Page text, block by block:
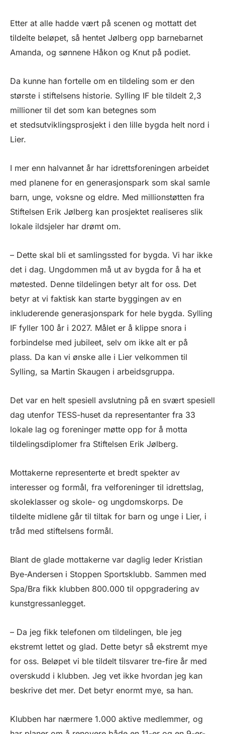
Etter at alle hadde vært på scenen og mottatt det
tildelte beløpet, så hentet Jølberg opp barnebarnet
Amanda, og sønnene Håkon og Knut på podiet.
Da kunne han fortelle om en tildeling som er den
største i stiftelsens historie. Sylling IF ble tildelt 2,3
millioner til det som kan betegnes som
et stedsutviklingsprosjekt i den lille bygda helt nord i
Lier.
I mer enn halvannet år har idrettsforeningen arbeidet
med planene for en generasjonspark som skal samle
barn, unge, voksne og eldre. Med millionstøtten fra
Stiftelsen Erik Jølberg kan prosjektet realiseres slik
lokale ildsjeler har drømt om.
– Dette skal bli et samlingssted for bygda. Vi har ikke
det i dag. Ungdommen må ut av bygda for å ha et
møtested. Denne tildelingen betyr alt for oss. Det
betyr at vi faktisk kan starte byggingen av en
inkluderende generasjonspark for hele bygda. Sylling
IF fyller 100 år i 2027. Målet er å klippe snora i
forbindelse med jubileet, selv om ikke alt er på
plass. Da kan vi ønske alle i Lier velkommen til
Sylling, sa Martin Skaugen i arbeidsgruppa.
Det var en helt spesiell avslutning på en svært spesiell
dag utenfor TESS-huset da representanter fra 33
lokale lag og foreninger møtte opp for å motta
tildelingsdiplomer fra Stiftelsen Erik Jølberg.
Mottakerne representerte et bredt spekter av
interesser og formål, fra velforeninger til idrettslag,
skoleklasser og skole- og ungdomskorps. De
tildelte midlene går til tiltak for barn og unge i Lier, i
tråd med stiftelsens formål.
Blant de glade mottakerne var daglig leder Kristian
Bye-Andersen i Stoppen Sportsklubb. Sammen med
Spa/Bra fikk klubben 800.000 til oppgradering av
kunstgressanlegget.
– Da jeg fikk telefonen om tildelingen, ble jeg
ekstremt lettet og glad. Dette betyr så ekstremt mye
for oss. Beløpet vi ble tildelt tilsvarer tre-fire år med
overskudd i klubben. Jeg vet ikke hvordan jeg kan
beskrive det mer. Det betyr enormt mye, sa han.
Klubben har nærmere 1.000 aktive medlemmer, og